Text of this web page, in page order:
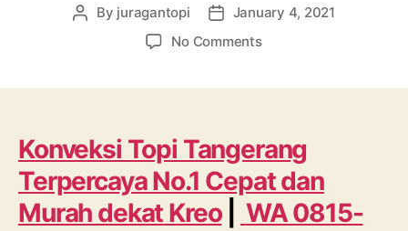
Post
By juragantopi
PostJanuary 4, 2021
No Commentson
No.1
Cepat
dan
Murah
dekat
Konveksi Topi Tangerang
Terpercaya No.1 Cepat dan
Murah dekat Kreo|
WA 0815-